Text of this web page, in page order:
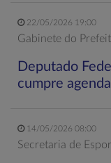
22/05/2026 19:00
Gabinete do
Deputado
cumpre
14/05/2026 08:00
Secretaria de